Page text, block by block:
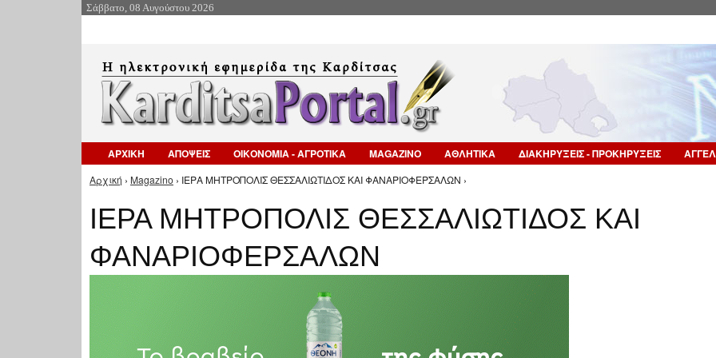
Σάββατο, 08 Αυγούστου 2026
ΑΡΧΙΚΗ ΑΠΟΨΕΙΣ ΟΙΚΟΝΟΜΙΑ - ΑΓΡΟΤΙΚΑ MAGAZINO ΑΘΛΗΤΙΚΑ ΔΙΑΚΗΡΥΞΕΙΣ - ΠΡΟΚΗΡΥΞΕΙΣ
Είστε εδώ
Αρχική › Magazino › ΙΕΡΑ ΜΗΤΡΟΠΟΛΙΣ ΘΕΣΣΑΛΙΩΤΙΔΟΣ ΚΑΙ ΦΑΝΑΡΙΟΦΕΡΣΑΛΩΝ ›
ΙΕΡΑ ΜΗΤΡΟΠΟΛΙΣ ΘΕΣΣΑΛΙΩΤΙΔΟΣ ΚΑΙ
ΦΑΝΑΡΙΟΦΕΡΣΑΛΩΝ